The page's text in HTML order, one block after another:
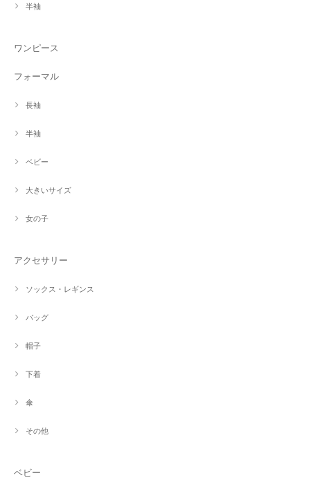
半袖
ワンピース
フォーマル
長袖
半袖
ベビー
大きいサイズ
女の子
アクセサリー
ソックス・レギンス
バッグ
帽子
下着
傘
その他
ベビー